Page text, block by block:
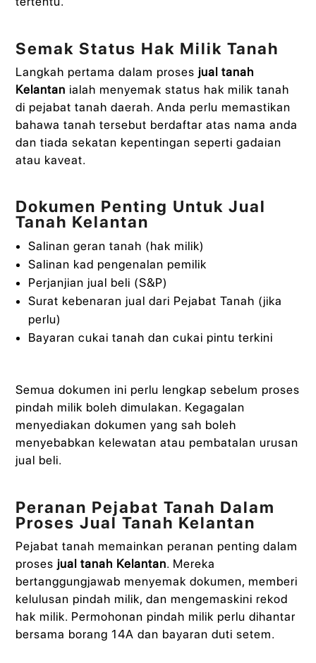
Semak Status Hak Milik Tanah
Langkah pertama dalam proses jual tanah
Kelantan ialah menyemak status hak milik tanah
di pejabat tanah daerah. Anda perlu memastikan
bahawa tanah tersebut berdaftar atas nama anda
dan tiada sekatan kepentingan seperti gadaian
atau kaveat.
Dokumen Penting Untuk Jual
Tanah Kelantan
Salinan geran tanah (hak milik)
Salinan kad pengenalan pemilik
Perjanjian jual beli (S&P)
Surat kebenaran jual dari Pejabat Tanah (jika
perlu)
Bayaran cukai tanah dan cukai pintu terkini
Semua dokumen ini perlu lengkap sebelum proses
pindah milik boleh dimulakan. Kegagalan
menyediakan dokumen yang sah boleh
menyebabkan kelewatan atau pembatalan urusan
jual beli.
Peranan Pejabat Tanah Dalam
Proses Jual Tanah Kelantan
Pejabat tanah memainkan peranan penting dalam
proses jual tanah Kelantan. Mereka
bertanggungjawab menyemak dokumen, memberi
kelulusan pindah milik, dan mengemaskini rekod
hak milik. Permohonan pindah milik perlu dihantar
bersama borang 14A dan bayaran duti setem.